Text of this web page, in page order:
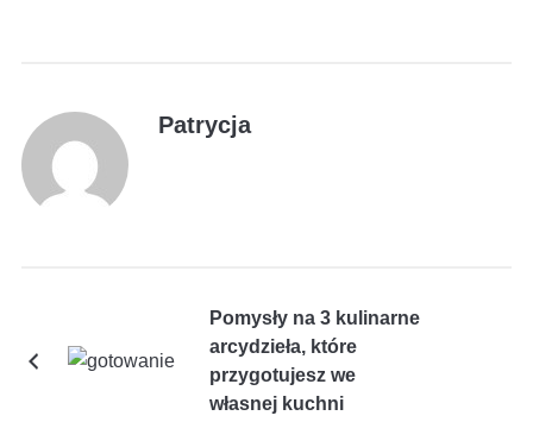
Patrycja
Pomysły na 3 kulinarne
arcydzieła, które
przygotujesz we
własnej kuchni